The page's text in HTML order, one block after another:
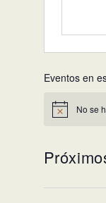
Eventos en
Aviso No se